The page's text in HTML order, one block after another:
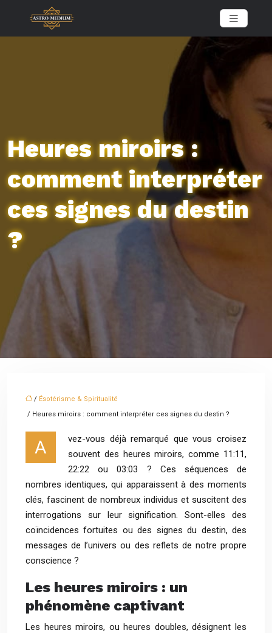
Heures miroirs :
comment interpréter
ces signes du destin
?
/ Ésotérisme & Spiritualité
/ Heures miroirs : comment interpréter ces signes du destin ?
A
vez-vous déjà remarqué que vous croisez
souvent des heures miroirs, comme 11:11,
22:22 ou 03:03 ? Ces séquences de
nombres identiques, qui apparaissent à des moments
clés, fascinent de nombreux individus et suscitent des
interrogations sur leur signification. Sont-elles des
coïncidences fortuites ou des signes du destin, des
messages de l’univers ou des reflets de notre propre
conscience ?
Les heures miroirs : un
phénomène captivant
Les heures miroirs, ou heures doubles, désignent les